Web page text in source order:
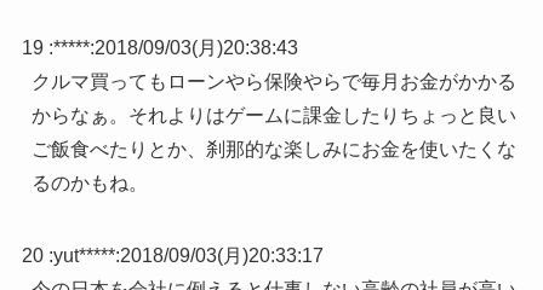
19 :*****:2018/09/03(月)20:38:43
クルマ買ってもローンやら保険やらで毎月お金がかかる
からなぁ。それよりはゲームに課金したりちょっと良い
ご飯食べたりとか、刹那的な楽しみにお金を使いたくな
るのかもね。
20 :yut*****:2018/09/03(月)20:33:17